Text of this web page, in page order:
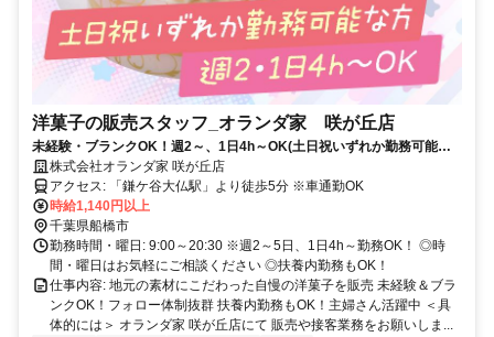
洋菓子の販売スタッフ_オランダ家 咲が丘店
未経験・ブランクOK！週2～、1日4h～OK(土日祝いずれか勤務可能な
方)／主婦(夫)・学生活躍中／扶養内可／時間・曜日も気軽に相談OKです
株式会社オランダ家 咲が丘店
アクセス: 「鎌ケ谷大仏駅」より徒歩5分 ※車通勤OK
時給1,140円以上
千葉県船橋市
勤務時間・曜日: 9:00～20:30 ※週2～5日、1日4h～勤務OK！ ◎時
間・曜日はお気軽にご相談ください ◎扶養内勤務もOK！
仕事内容: 地元の素材にこだわった自慢の洋菓子を販売 未経験＆ブラ
ンクOK！フォロー体制抜群 扶養内勤務もOK！主婦さん活躍中 ＜具
体的には＞ オランダ家 咲が丘店にて 販売や接客業務をお願いしま...